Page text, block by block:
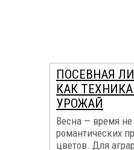
ПОСЕВНАЯ
КАК
УРОЖАЙ
Весна — время
романтических
цветов. Для